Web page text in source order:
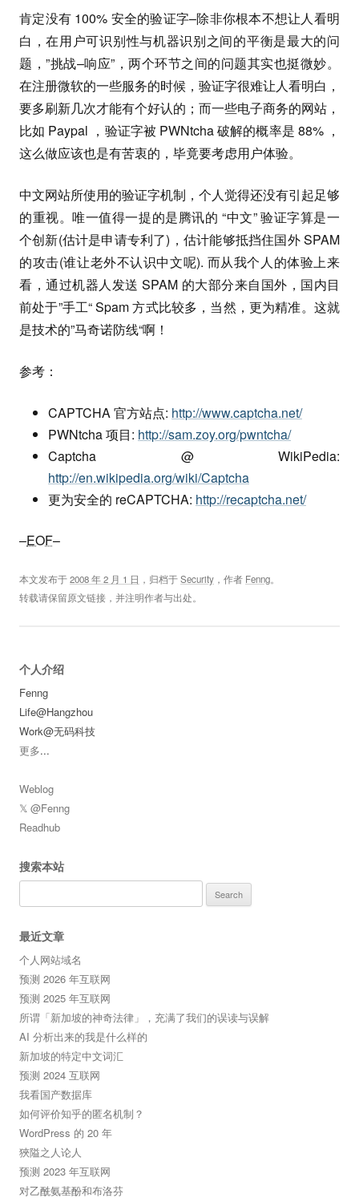
肯定没有 100% 安全的验证字–除非你根本不想让人看明
白，在用户可识别性与机器识别之间的平衡是最大的问
题，”挑战–响应”，两个环节之间的问题其实也挺微妙。
在注册微软的一些服务的时候，验证字很难让人看明白，
要多刷新几次才能有个好认的；而一些电子商务的网站，
比如 Paypal ，验证字被 PWNtcha 破解的概率是 88% ，
这么做应该也是有苦衷的，毕竟要考虑用户体验。
中文网站所使用的验证字机制，个人觉得还没有引起足够
的重视。唯一值得一提的是腾讯的 “中文” 验证字算是一
个创新(估计是申请专利了)，估计能够抵挡住国外 SPAM
的攻击(谁让老外不认识中文呢). 而从我个人的体验上来
看，通过机器人发送 SPAM 的大部分来自国外，国内目
前处于”手工“ Spam 方式比较多，当然，更为精准。这就
是技术的”马奇诺防线“啊！
参考：
CAPTCHA 官方站点: http://www.captcha.net/
PWNtcha 项目: http://sam.zoy.org/pwntcha/
Captcha @ WikiPedia:
http://en.wikipedia.org/wiki/Captcha
更为安全的 reCAPTCHA: http://recaptcha.net/
–EOF–
本文发布于2008 年 2 月 1 日 ，归档于Security ，作者 Fenng。
转载请保留原文链接，并注明作者与出处。
个人介绍
Fenng
Life@Hangzhou
Work@无码科技
更多...
Weblog
𝕏 @Fenng
Readhub
搜索本站
for:
最近文章
个人网站域名
预测 2026 年互联网
预测 2025 年互联网
所谓「新加坡的神奇法律」，充满了我们的误读与误解
AI 分析出来的我是什么样的
新加坡的特定中文词汇
预测 2024 互联网
我看国产数据库
如何评价知乎的匿名机制？
WordPress 的 20 年
狹隘之人论人
预测 2023 年互联网
对乙酰氨基酚和布洛芬